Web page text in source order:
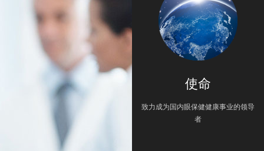
使命
致力成为国内眼保健健康事业的领导
者